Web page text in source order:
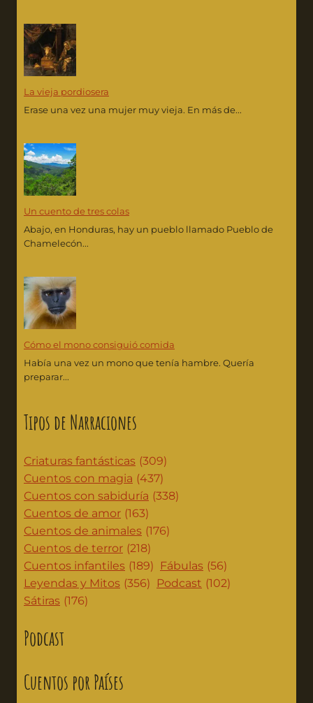
La vieja pordiosera
Erase una vez una mujer muy vieja. En más de...
Un cuento de tres colas
Abajo, en Honduras, hay un pueblo llamado Pueblo de
Chamelecón...
Cómo el mono consiguió comida
Había una vez un mono que tenía hambre. Quería
preparar...
Tipos de Narraciones
Criaturas fantásticas (309)
Cuentos con magia (437)
Cuentos con sabiduría (338)
Cuentos de amor (163)
Cuentos de animales (176)
Cuentos de terror (218)
Cuentos infantiles (189) Fábulas (56)
Leyendas y Mitos (356) Podcast (102)
Sátiras (176)
Podcast
Cuentos por Países